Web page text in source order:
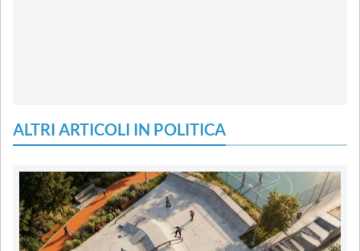
ALTRI ARTICOLI IN POLITICA